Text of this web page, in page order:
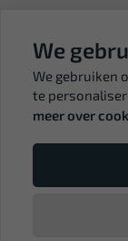
BTW:
We
We gebruiken
te
meer over